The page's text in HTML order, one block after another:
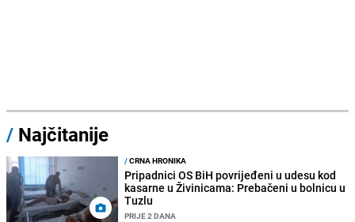
/ Najčitanije
/CRNA HRONIKA
Pripadnici OS BiH povrijeđeni u udesu kod
kasarne u Živinicama: Prebačeni u bolnicu u
Tuzlu
PRIJE 2 DANA